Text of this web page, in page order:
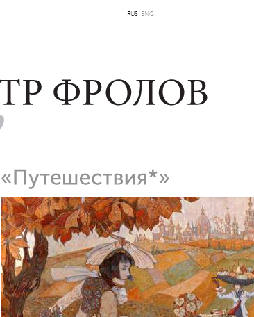
RUS ENG